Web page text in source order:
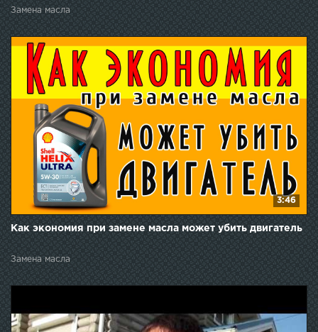
Замена масла
3:46
Как экономия при замене масла может убить двигатель
Замена масла